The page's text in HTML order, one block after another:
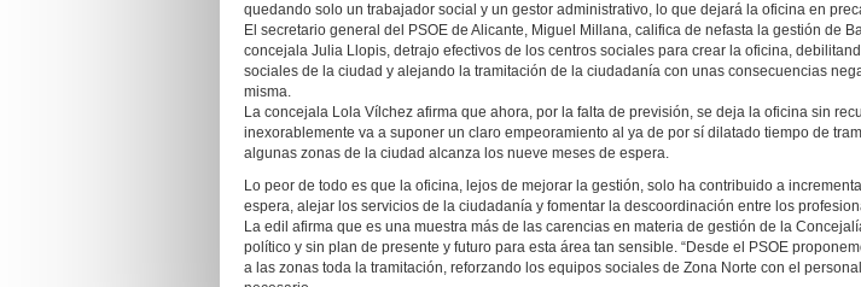
quedando solo un trabajador social y un gestor administrativo, lo que dejará la oficina en
El secretario general del PSOE de Alicante, Miguel Millana, califica de nefasta la gestión de
concejala Julia Llopis, detrajo efectivos de los centros sociales para crear la oficina,
sociales de la ciudad y alejando la tramitación de la ciudadanía con unas consecuencias
misma.
La concejala Lola Vílchez afirma que ahora, por la falta de previsión, se deja la oficina sin
inexorablemente va a suponer un claro empeoramiento al ya de por sí dilatado tiempo de
algunas zonas de la ciudad alcanza los nueve meses de espera.
Lo peor de todo es que la oficina, lejos de mejorar la gestión, solo ha contribuido a
espera, alejar los servicios de la ciudadanía y fomentar la descoordinación entre los
La edil afirma que es una muestra más de las carencias en materia de gestión de la
político y sin plan de presente y futuro para esta área tan sensible. “Desde el PSOE
a las zonas toda la tramitación, reforzando los equipos sociales de Zona Norte con el